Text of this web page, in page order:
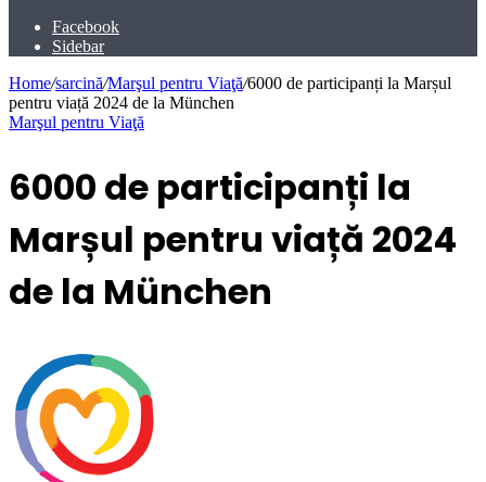
Facebook
Sidebar
Home/sarcină/Marşul pentru Viaţă/6000 de participanți la Marșul
pentru viață 2024 de la München
Marşul pentru Viaţă
6000 de participanți la
Marșul pentru viață 2024
de la München